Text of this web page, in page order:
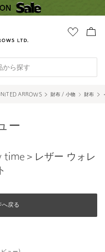
から探す
ARROWS 財布 / 小物 財布
ー
＞レザー ウォレ
へ戻る